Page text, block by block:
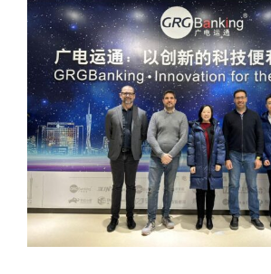
Automated Transactions
Banking: Innovación y
Industria
Actualidad AT Ingeniería y
efectivo Soluciones